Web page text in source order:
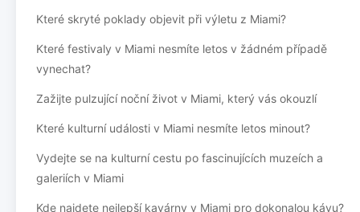
Které skryté poklady objevit při výletu z Miami?
Které festivaly v Miami nesmíte letos v žádném případě
vynechat?
Zažijte pulzující noční život v Miami, který vás okouzlí
Které kulturní události v Miami nesmíte letos minout?
Vydejte se na kulturní cestu po fascinujících muzeích a
galeriích v Miami
Kde najdete nejlepší kavárny v Miami pro dokonalou kávu?